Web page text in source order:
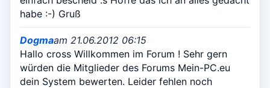
habe :-) Gruß
Dogmaam 21.06.2012 06:15
Hallo cross Willkommen im Forum ! Sehr gern
würden die Mitglieder des Forums Mein-PC.eu
dein System bewerten. Leider fehlen noch